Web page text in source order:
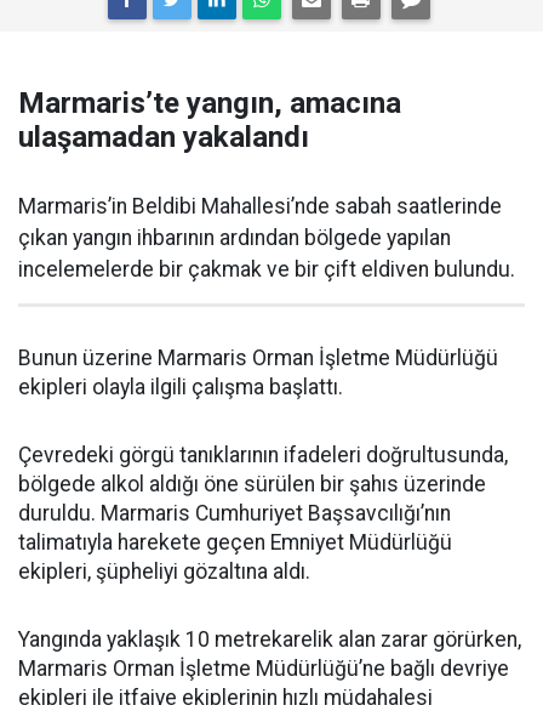
Marmaris’te yangın, amacına
ulaşamadan yakalandı
Marmaris’in Beldibi Mahallesi’nde sabah saatlerinde
çıkan yangın ihbarının ardından bölgede yapılan
incelemelerde bir çakmak ve bir çift eldiven bulundu.
Bunun üzerine Marmaris Orman İşletme Müdürlüğü
ekipleri olayla ilgili çalışma başlattı.
Çevredeki görgü tanıklarının ifadeleri doğrultusunda,
bölgede alkol aldığı öne sürülen bir şahıs üzerinde
duruldu. Marmaris Cumhuriyet Başsavcılığı’nın
talimatıyla harekete geçen Emniyet Müdürlüğü
ekipleri, şüpheliyi gözaltına aldı.
Yangında yaklaşık 10 metrekarelik alan zarar görürken,
Marmaris Orman İşletme Müdürlüğü’ne bağlı devriye
ekipleri ile itfaiye ekiplerinin hızlı müdahalesi